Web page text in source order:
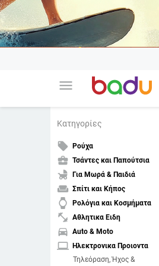
menu
Κατηγορίες
local_offer Ρούχα
business_center Τσάντες και Παπούτσια
child_friendly Για Μωρά & Παιδιά
weekend Σπίτι και Κήπος
watch Ρολόγια και Κοσμήματα
fitness_center Αθλητικα Ειδη
directions_car Auto & Moto
laptop Ηλεκτρονικα Προιοντα
Τηλεόραση, Ήχος &